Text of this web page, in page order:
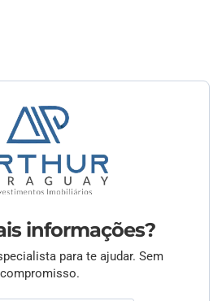
informações?
para te ajudar. Sem
compromisso.